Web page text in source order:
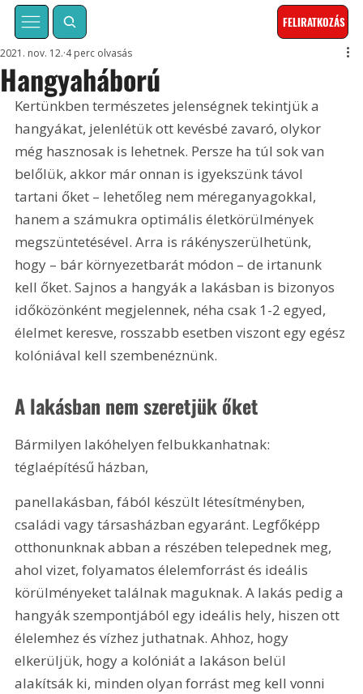
FELIRATKOZÁS
Hangyaháború
2021. nov. 12. 4 perc olvasás
Kertünkben természetes jelenségnek tekintjük a
hangyákat, jelenlétük ott kevésbé zavaró, olykor
még hasznosak is lehetnek. Persze ha túl sok van
belőlük, akkor már onnan is igyekszünk távol
tartani őket – lehetőleg nem méreganyagokkal,
hanem a számukra optimális életkörülmények
megszüntetésével. Arra is rákényszerülhetünk,
hogy – bár környezetbarát módon – de irtanunk
kell őket. Sajnos a hangyák a lakásban is bizonyos
időközönként megjelennek, néha csak 1-2 egyed,
élelmet keresve, rosszabb esetben viszont egy egész
kolóniával kell szembenéznünk.
A lakásban nem szeretjük őket
Bármilyen lakóhelyen felbukkanhatnak:
téglaépítésű házban,
panellakásban, fából készült létesítményben,
családi vagy társasházban egyaránt. Legfőképp
otthonunknak abban a részében telepednek meg,
ahol vizet, folyamatos élelemforrást és ideális
körülményeket találnak maguknak. A lakás pedig a
hangyák szempontjából egy ideális hely, hiszen ott
élelemhez és vízhez juthatnak. Ahhoz, hogy
elkerüljük, hogy a kolóniát a lakáson belül
alakítsák ki, minden olyan forrást meg kell vonni